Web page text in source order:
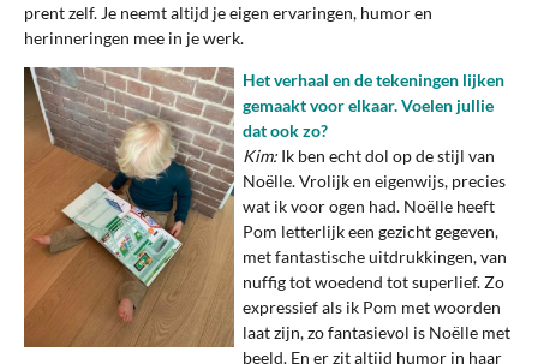
prent zelf. Je neemt altijd je eigen ervaringen, humor en
herinneringen mee in je werk.
Het verhaal en de tekeningen lijken
gemaaktvoorelkaar.Voelen jullie
dat ook zo?
Kim: Ik ben echt dol op de stijl van
Noëlle. Vrolijk en eigenwijs, precies
wat ik voor ogen had. Noëlle heeft
Pom letterlijk een gezicht gegeven,
met fantastische uitdrukkingen, van
nuffig tot woedend tot superlief. Zo
expressief als ik Pom met woorden
laat zijn, zo fantasievol is Noëlle met
beeld. En er zit altijd humor in haar